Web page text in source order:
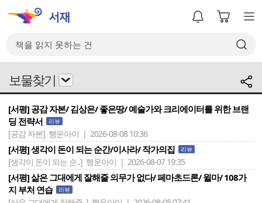
보물찾기
[서평] 공감 자본/ 김상은/ 좋은땅/ 예술가와 크리에이터를 위한 브랜
딩 전략서
리뷰
[공감 자본] 행운아이 | 2026-08-08 10:36
[서평] 생각이 돈이 되는 순간/이사라/ 작가의집 리뷰
[생각이 돈이 되는 순..] 행운아이 | 2026-08-07 19:35
[서평] 삶은 그대에게 잘해줄 의무가 없다/ 페마초드론/ 윌마/ 108가
지 부처 연습
리뷰